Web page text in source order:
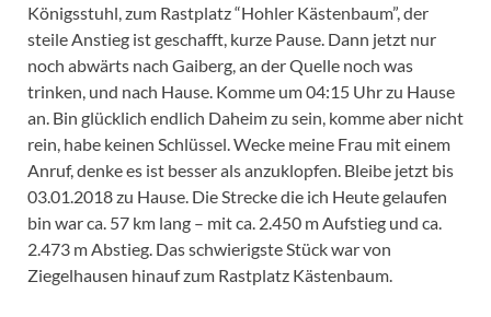
Königsstuhl, zum Rastplatz “Hohler Kästenbaum”, der
steile Anstieg ist geschafft, kurze Pause. Dann jetzt nur
noch abwärts nach Gaiberg, an der Quelle noch was
trinken, und nach Hause. Komme um 04:15 Uhr zu Hause
an. Bin glücklich endlich Daheim zu sein, komme aber nicht
rein, habe keinen Schlüssel. Wecke meine Frau mit einem
Anruf, denke es ist besser als anzuklopfen. Bleibe jetzt bis
03.01.2018 zu Hause. Die Strecke die ich Heute gelaufen
bin war ca. 57 km lang – mit ca. 2.450 m Aufstieg und ca.
2.473 m Abstieg. Das schwierigste Stück war von
Ziegelhausen hinauf zum Rastplatz Kästenbaum.